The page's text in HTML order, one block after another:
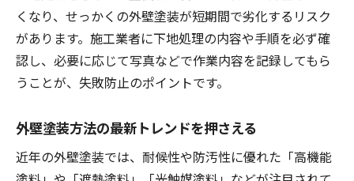
くなり、せっかくの外壁塗装が短期間で劣化するリスク
があります。施工業者に下地処理の内容や手順を必ず確
認し、必要に応じて写真などで作業内容を記録してもら
うことが、失敗防止のポイントです。
外壁塗装方法の最新トレンドを押さえる
近年の外壁塗装では、耐候性や防汚性に優れた「高機能